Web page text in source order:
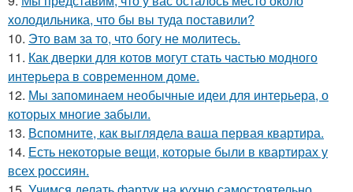
холодильника, что бы вы туда поставили?
10. Это вам за то, что богу не молитесь.
11. Как дверки для котов могут стать частью модного
интерьера в современном доме.
12. Мы запоминаем необычные идеи для интерьера, о
которых многие забыли.
13. Вспомните, как выглядела ваша первая квартира.
14. Есть некоторые вещи, которые были в квартирах у
всех россиян.